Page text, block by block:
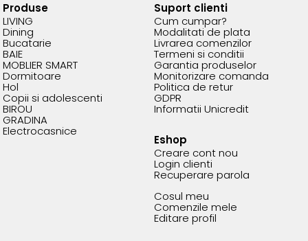
Produse
LIVING
Dining
Bucatarie
BAIE
MOBLIER SMART
Dormitoare
Hol
Copii si adolescenti
BIROU
GRADINA
Electrocasnice
Suport clienti
Cum cumpar?
Modalitati de plata
Livrarea comenzilor
Termeni si conditii
Garantia produselor
Monitorizare comanda
Politica de retur
GDPR
Informatii Unicredit
Eshop
Creare cont nou
Login clienti
Recuperare parola
Cosul meu
Comenzile mele
Editare profil